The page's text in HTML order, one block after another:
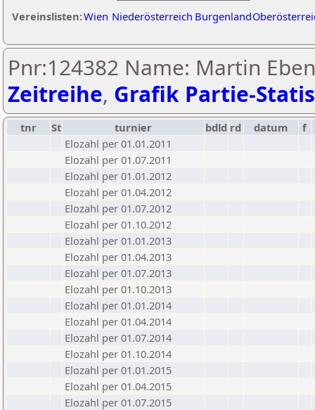
Vereinslisten:Wien Niederösterreich Burgenland
Pnr:124382 Name: Martin
Zeitreihe, Grafik Partie-
tnr St turnier bdld rd datum
f
Elozahl per 01.01.2011
Elozahl per 01.07.2011
Elozahl per 01.01.2012
Elozahl per 01.04.2012
Elozahl per 01.07.2012
Elozahl per 01.10.2012
Elozahl per 01.01.2013
Elozahl per 01.04.2013
Elozahl per 01.07.2013
Elozahl per 01.10.2013
Elozahl per 01.01.2014
Elozahl per 01.04.2014
Elozahl per 01.07.2014
Elozahl per 01.10.2014
Elozahl per 01.01.2015
Elozahl per 01.04.2015
Elozahl per 01.07.2015